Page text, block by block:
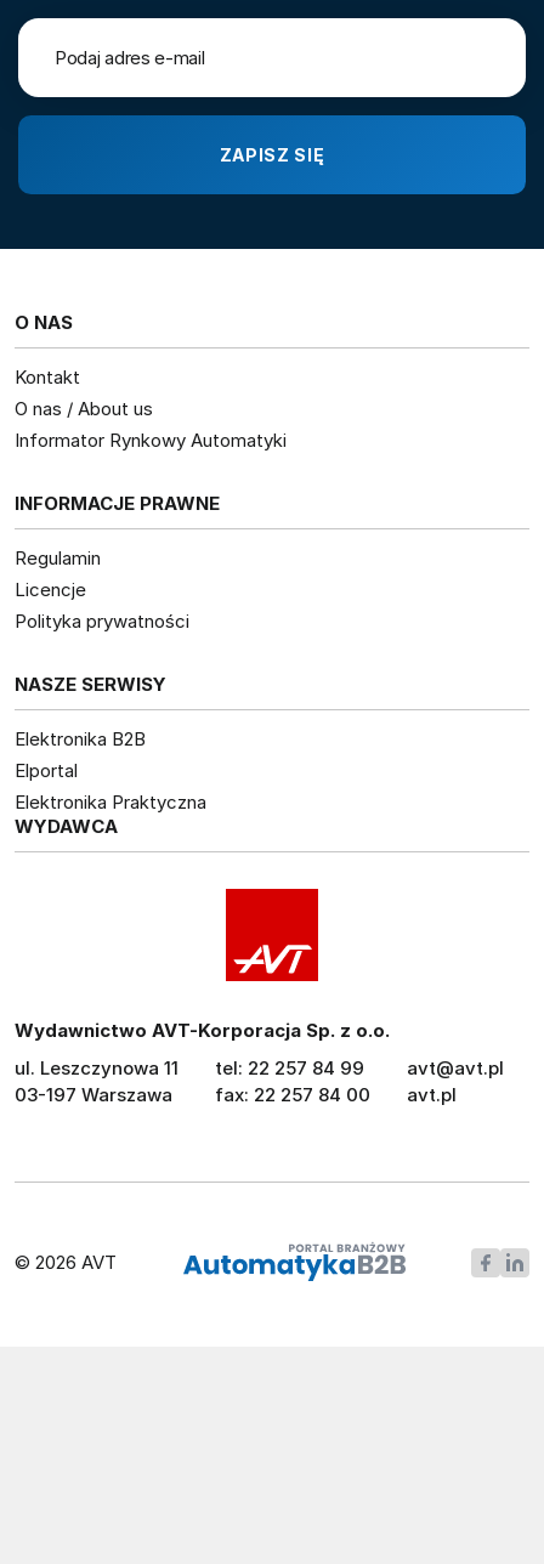
O NAS
Kontakt
O nas / About us
Informator Rynkowy Automatyki
INFORMACJE PRAWNE
Regulamin
Licencje
Polityka prywatności
NASZE SERWISY
Elektronika B2B
Elportal
Elektronika Praktyczna
WYDAWCA
Wydawnictwo AVT-Korporacja Sp. z o.o.
ul. Leszczynowa 11
03-197 Warszawa
tel: 22 257 84 99
fax: 22 257 84 00
avt@avt.pl
avt.pl
© 2026 AVT